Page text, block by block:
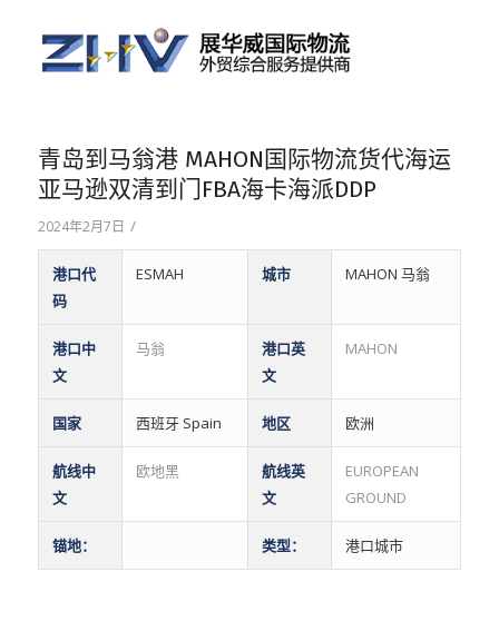
青岛到马翁港 MAHON国际物流货代海运
亚马逊双清到门FBA海卡海派DDP
2024年2月7日 /
港口代
码
ESMAH 城市 MAHON 马翁
港口中
文
马翁
港口英
文
MAHON
国家 西班牙 Spain 地区 欧洲
航线中
文
欧地黑
航线英
文
EUROPEAN
GROUND
锚地： 类型： 港口城市